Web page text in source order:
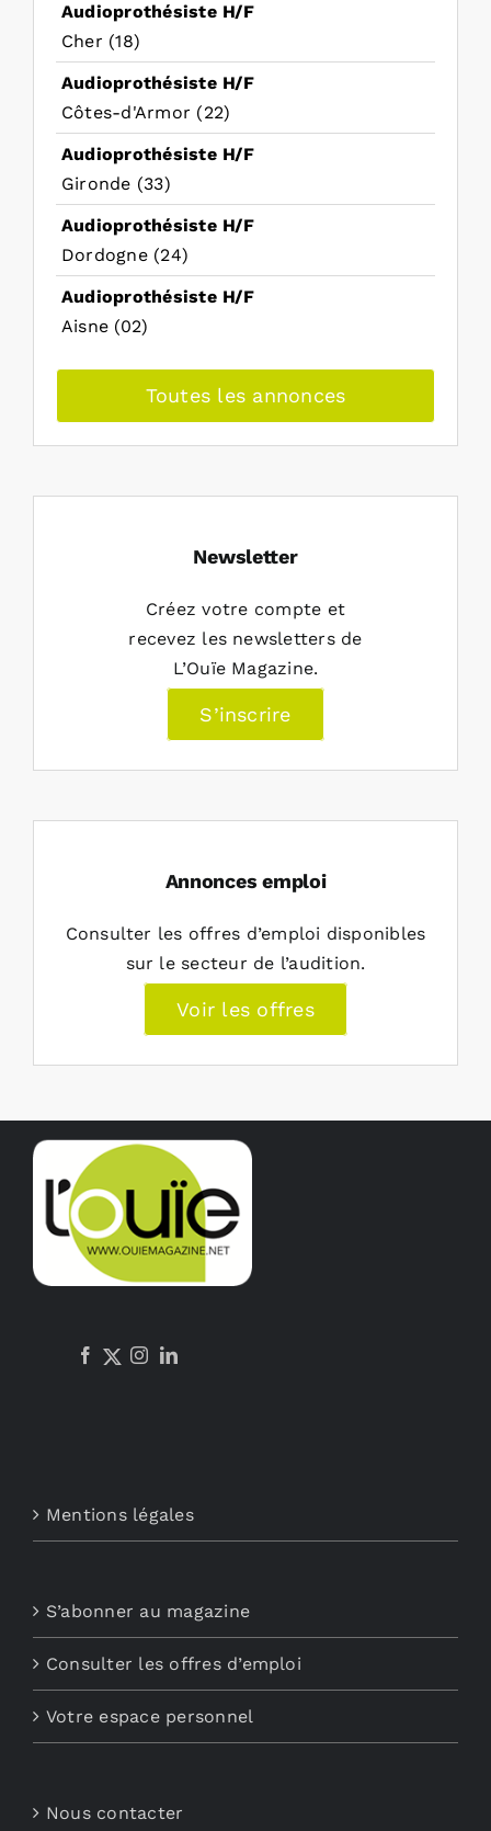
Audioprothésiste H/F
Cher (18)
Audioprothésiste H/F
Côtes-d'Armor (22)
Audioprothésiste H/F
Gironde (33)
Audioprothésiste H/F
Dordogne (24)
Audioprothésiste H/F
Aisne (02)
Toutes les annonces
Newsletter
Créez votre compte et
recevez les newsletters de
L’Ouïe Magazine.
S’inscrire
Annonces emploi
Consulter les offres d’emploi disponibles
sur le secteur de l’audition.
Voir les offres
Mentions légales
S’abonner au magazine
Consulter les offres d’emploi
Votre espace personnel
Nous contacter